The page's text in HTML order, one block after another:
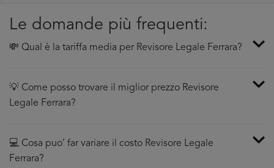
Le domande più frequenti:
💸 Qual è la tariffa media per Revisore Legale Ferrara?
💡 Come posso trovare il miglior prezzo Revisore
Legale Ferrara?
💻 Cosa puo’ far variare il costo Revisore Legale
Ferrara?